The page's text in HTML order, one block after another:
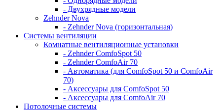
- Двухрядные модели
Zehnder Nova
- Zehnder Nova (горизонтальная)
Системы вентиляции
Комнатные вентиляционные установки
- Zehnder ComfoSpot 50
- Zehnder ComfoAir 70
- Автоматика (для ComfoSpot 50 и ComfoAir
70)
- Аксессуары для ComfoSpot 50
- Аксессуары для ComfoAir 70
Потолочные системы